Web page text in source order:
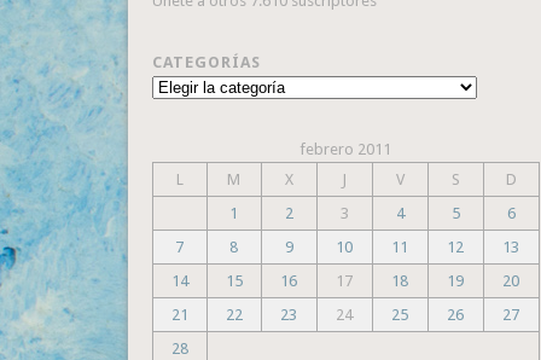
CATEGORÍAS
Categorías
febrero 2011
L
M X J V S
D
1
2 3 4 5
6
7
8 9 10 11 12
13
14
15 16 17 18 19
20
21
22 23 24 25 26
27
28